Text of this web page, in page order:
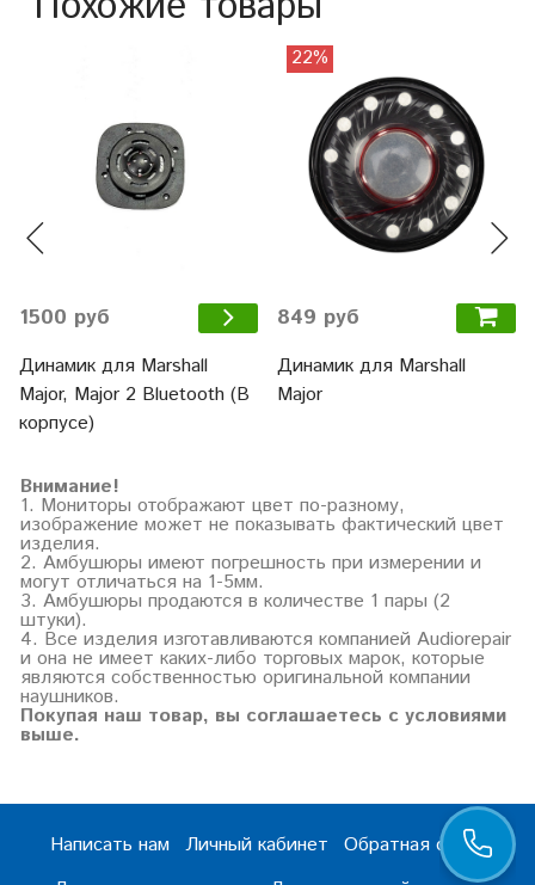
1500 руб
Динамик для Marshall
Major, Major 2 Bluetooth (В
корпусе)
22%
849 руб
Динамик для Marshall
Major
Внимание!
1. Мониторы отображают цвет по-разному,
изображение может не показывать фактический цвет
изделия.
2. Амбушюры имеют погрешность при измерении и
могут отличаться на 1-5мм.
3. Амбушюры продаются в количестве 1 пары (2
штуки).
4. Все изделия изготавливаются компанией Audiorepair
и она не имеет каких-либо торговых марок, которые
являются собственностью оригинальной компании
наушников.
Покупая наш товар, вы соглашаетесь с условиями
выше.
Написать нам Личный кабинет
Обратная связь